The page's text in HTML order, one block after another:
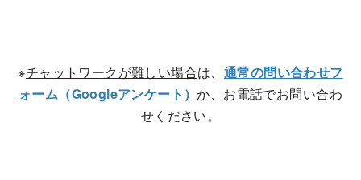
※チャットワークが難しい場合は、 通常の問い合わせフ
ォーム（Googleアンケート）か、 お電話でお問い合わ
せください。